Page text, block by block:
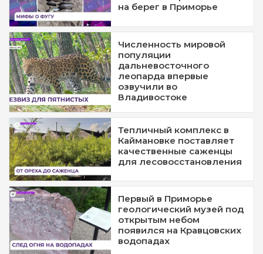
на берег в Приморье
Численность мировой
популяции
дальневосточного
леопарда впервые
озвучили во
Владивостоке
Тепличный комплекс в
Каймановке поставляет
качественные саженцы
для лесовосстановления
Первый в Приморье
геологический музей под
открытым небом
появился на Кравцовских
водопадах